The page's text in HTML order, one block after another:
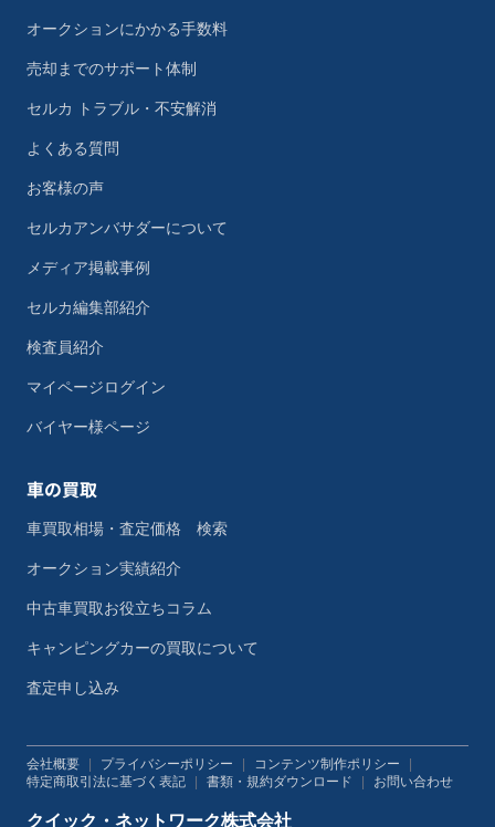
オークションにかかる手数料
売却までのサポート体制
セルカ トラブル・不安解消
よくある質問
お客様の声
セルカアンバサダーについて
メディア掲載事例
セルカ編集部紹介
検査員紹介
マイページログイン
バイヤー様ページ
車の買取
車買取相場・査定価格 検索
オークション実績紹介
中古車買取お役立ちコラム
キャンピングカーの買取について
査定申し込み
会社概要 プライバシーポリシー コンテンツ制作ポリシー
特定商取引法に基づく表記
書類・規約ダウンロード お問い合わせ
クイック・ネットワーク株式会社